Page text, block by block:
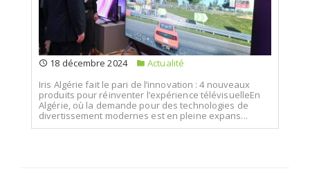
18 décembre 2024
Actualité
Iris Algérie fait le pari de l’innovation : 4 nouveaux
produits pour réinventer l’expérience télévisuelleEn
Algérie, où la demande pour des technologies de
divertissement modernes est en pleine expans...